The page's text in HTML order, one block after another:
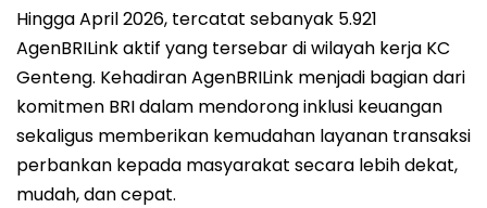
Hingga April 2026, tercatat sebanyak 5.921
AgenBRILink aktif yang tersebar di wilayah kerja KC
Genteng. Kehadiran AgenBRILink menjadi bagian dari
komitmen BRI dalam mendorong inklusi keuangan
sekaligus memberikan kemudahan layanan transaksi
perbankan kepada masyarakat secara lebih dekat,
mudah, dan cepat.